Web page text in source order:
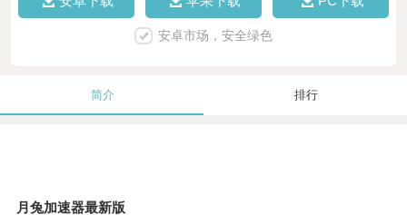
安卓市场，安全绿色
简介 排行
月兔加速器最新版